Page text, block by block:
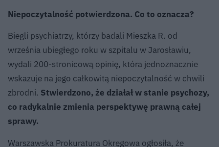
Niepoczytalność potwierdzona. Co to oznacza?
Biegli psychiatrzy, którzy badali Mieszka R. od
września ubiegłego roku w szpitalu w Jarosławiu,
wydali 200-stronicową opinię, która jednoznacznie
wskazuje na jego całkowitą niepoczytalność w chwili
zbrodni. Stwierdzono, że działał w stanie psychozy,
co radykalnie zmienia perspektywę prawną całej
sprawy.
Warszawska Prokuratura Okręgowa ogłosiła, że